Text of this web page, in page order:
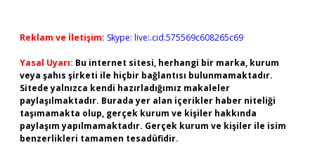
Reklam ve İletişim: Skype: live:.cid.575569c608265c69
Yasal Uyarı: Bu internet sitesi, herhangi bir marka, kurum
veya şahıs şirketi ile hiçbir bağlantısı bulunmamaktadır.
Sitede yalnızca kendi hazırladığımız makaleler
paylaşılmaktadır. Burada yer alan içerikler haber niteliği
taşımamakta olup, gerçek kurum ve kişiler hakkında
paylaşım yapılmamaktadır. Gerçek kurum ve kişiler ile isim
benzerlikleri tamamen tesadüfidir.